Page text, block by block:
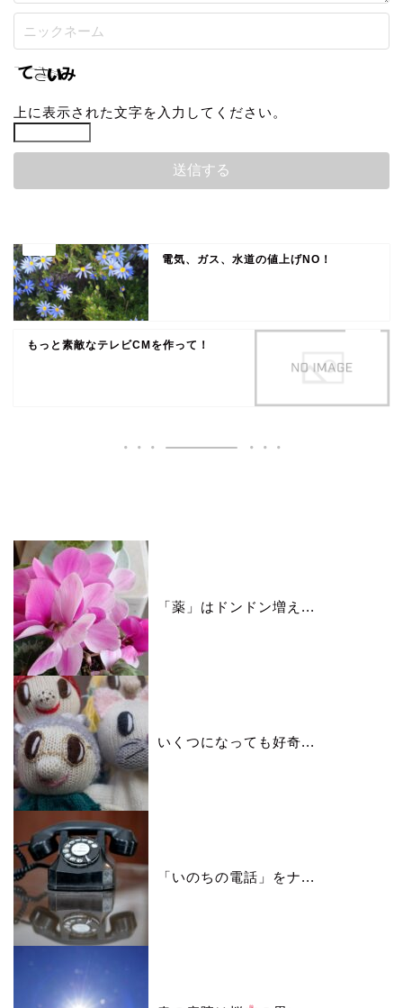
上に表示された文字を入力してください。
電気、ガス、水道の値上げNO！
もっと素敵なテレビCMを作って！
「薬」はドンドン増え...
いくつになっても好奇...
「いのちの電話」をナ...